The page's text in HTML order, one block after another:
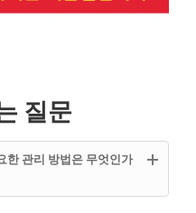
질문
한 관리 방법은 무엇인가